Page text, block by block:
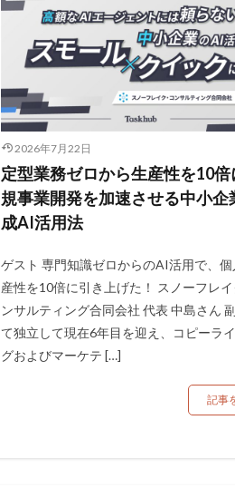
2026年7月22日
定型業務ゼロから生産性を10倍
規事業開発を加速させる中小企
成AI活用法
ゲスト 専門知識ゼロからのAI活用で、個
産性を10倍に引き上げた！ スノーフレイ
ンサルティング合同会社 代表 中島さん
て独立して現在6年目を迎え、コピーラ
グおよびマーケテ […]
記事